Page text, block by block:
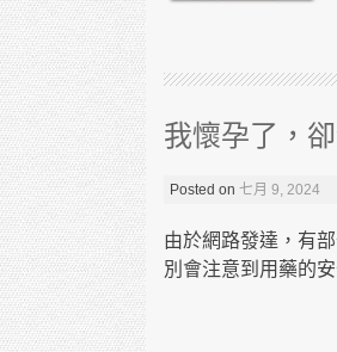
我懷孕了，
Posted on 七月 9, 2024
由於網路發達，有
別會注意到用藥的